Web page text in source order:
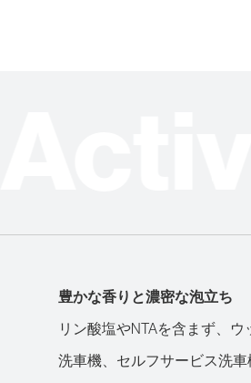
豊かな香りと濃密な泡立ち
リン酸塩やNTAを含まず、
洗車機、セルフサービス洗